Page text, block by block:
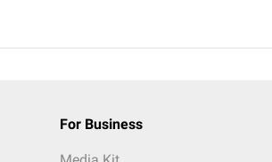
For Business